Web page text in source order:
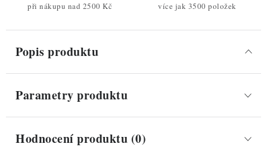
při nákupu nad 2500 Kč více jak 3500 položek
Popis produktu
Parametry produktu
Hodnocení produktu (0)